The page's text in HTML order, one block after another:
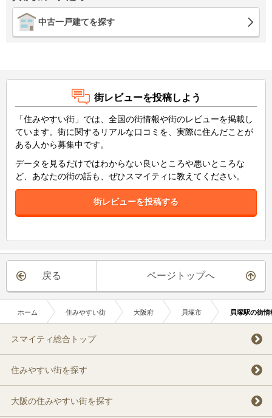
中古一戸建てを探す
街レビューを投稿しよう
「住みやすい街」では、全国の街情報や街のレビューを掲載し
ています。街に関するリアルな口コミを、実際に住んだことが
ある人から募集中です。
データを見るだけではわからない良いところや悪いところな
ど、あなたの街の話も、ぜひスマイティに教えてください。
街レビューを投稿する
戻る ページトップへ
ホーム 住みやすい街 大阪府 貝塚市 貝塚駅の街情
スマイティ総合トップ
住みやすい街を探す
大阪の住みやすい街を探す